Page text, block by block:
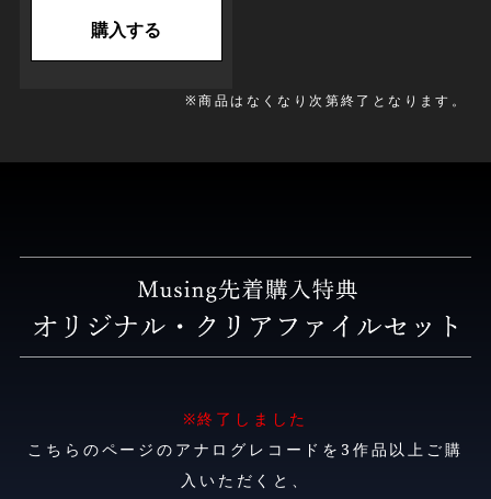
購入する
※商品はなくなり次第終了となります。
※終了しました
こちらのページのアナログレコードを3作品以上ご購
入いただくと、